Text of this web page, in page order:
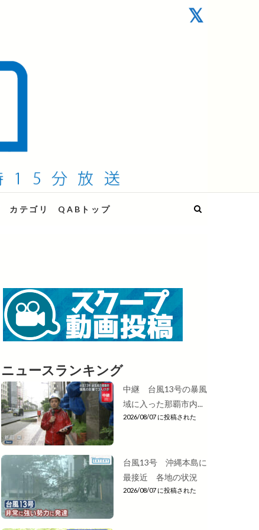
カテゴリ QABトップ
ニュースランキング
中継 台風13号の暴風
域に入った那覇市内...
2026/08/07 に投稿された
台風13号 沖縄本島に
最接近 各地の状況
2026/08/07 に投稿された